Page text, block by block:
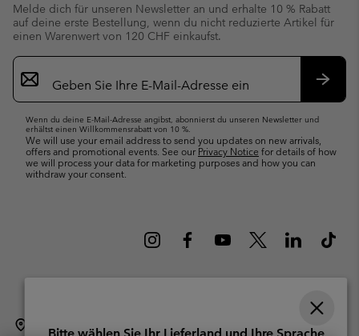
Melde dich für unseren Newsletter an und erhalte 10 % Rabatt
auf deine erste Bestellung, wenn du nicht reduzierte Artikel für
einen Warenwert von 120 CHF einkaufst.
Newsletter-
Anmeldung
Wenn du deine E-Mail-Adresse angibst, abonnierst du unseren Newsletter und
erhältst einen Willkommensrabatt von 10 %.
We will use your email address to send you updates on new arrivals,
offers and promotional events. See our Privacy Notice for details of how
we will process your data for marketing purposes and how you can
withdraw your consent.